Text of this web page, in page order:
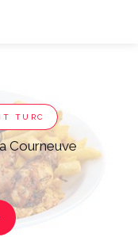
TURC
Courneuve